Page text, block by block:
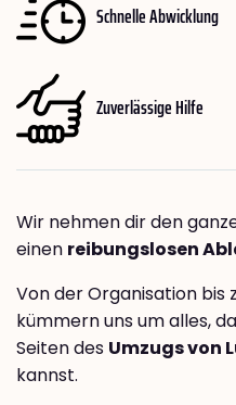
Schnelle Abwicklung
Zuverlässige Hilfe
Wir nehmen dir den
einen reibungslosen
Von der Organisation bis
kümmern uns um alles,
Seiten des Umzugs von
kannst.